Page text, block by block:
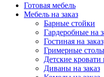
Готовая мебель
Мебель на заказ
Барные стойки
Гардеробные на
Гостиная на заказ
Гримерные столы
Детские кровати
Диваны на заказ